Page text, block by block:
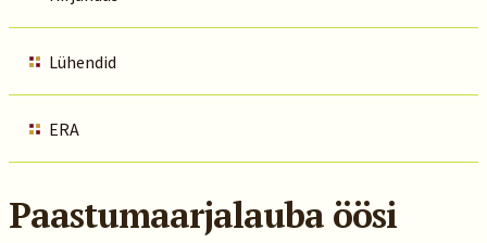
Lühendid
ERA
Paastumaarjalauba öösi